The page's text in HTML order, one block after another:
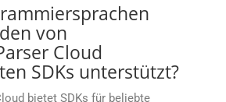
von
Cloud
SDKs unterstützt?
bietet SDKs für beliebte